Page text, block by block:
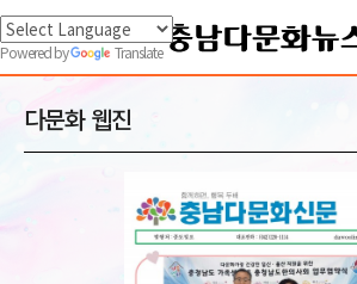
Powered by Translate
다문화 웹진